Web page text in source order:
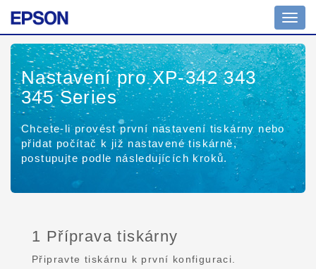
Nastavení pro XP-342 343
345 Series
Chcete-li provést první nastavení tiskárny nebo
přidat počítač k již nastavené tiskárně,
postupujte podle následujících kroků.
1 Příprava tiskárny
Připravte tiskárnu k první konfiguraci.